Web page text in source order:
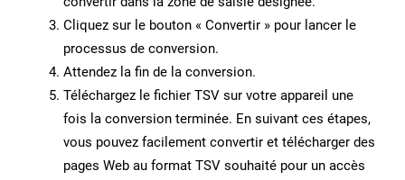
Cliquez sur le bouton « Convertir » pour lancer le
processus de conversion.
Attendez la fin de la conversion.
Téléchargez le fichier TSV sur votre appareil une
fois la conversion terminée. En suivant ces étapes,
vous pouvez facilement convertir et télécharger des
pages Web au format TSV souhaité pour un accès